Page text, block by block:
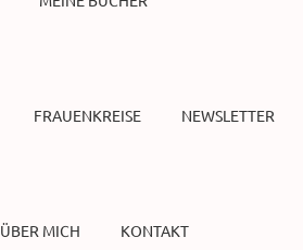
FRAUENKREISE NEWSLETTER
ÜBER MICH KONTAKT